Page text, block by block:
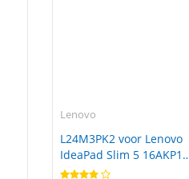
Lenovo
L24M3PK2 voor Lenovo
IdeaPad Slim 5 16AKP10
14IAH10 14IRH10